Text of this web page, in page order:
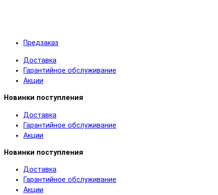
Предзаказ
Доставка
Гарантийное обслуживание
Акции
Новинки поступления
Доставка
Гарантийное обслуживание
Акции
Новинки поступления
Доставка
Гарантийное обслуживание
Акции